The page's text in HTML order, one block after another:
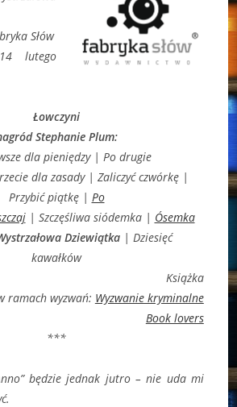
Słów
14 lutego
Łowczyni
Stephanie Plum:
dla pieniędzy | Po drugie
dla zasady | Zaliczyć czwórkę |
Przybić piątkę | Po
| Szczęśliwa siódemka | Ósemka
Dziewiątka | Dziesięć
kawałków
Książka
ramach wyzwań: Wyzwanie kryminalne
Book lovers
***
będzie jednak jutro – nie uda mi